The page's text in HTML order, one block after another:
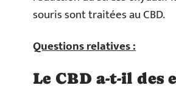
souris sont traitées au CBD.
Questions relatives :
Le CBD a-t-il des